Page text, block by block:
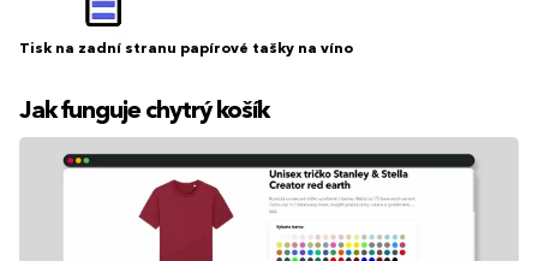
Tisk na zadní stranu papírové tašky na víno
Jak funguje chytrý košík